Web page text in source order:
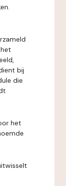
bij
die
het